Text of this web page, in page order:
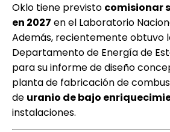
Oklo tiene previsto comisionar
en 2027 en el Laboratorio
Además, recientemente obtuvo
Departamento de Energía de
para su informe de diseño
planta de fabricación de
de uranio de bajo
instalaciones.